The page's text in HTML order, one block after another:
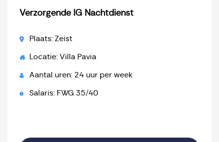
Verzorgende IG Nachtdienst
Plaats: Zeist
Locatie: Villa Pavia
Aantal uren: 24 uur per week
Salaris: FWG 35/40